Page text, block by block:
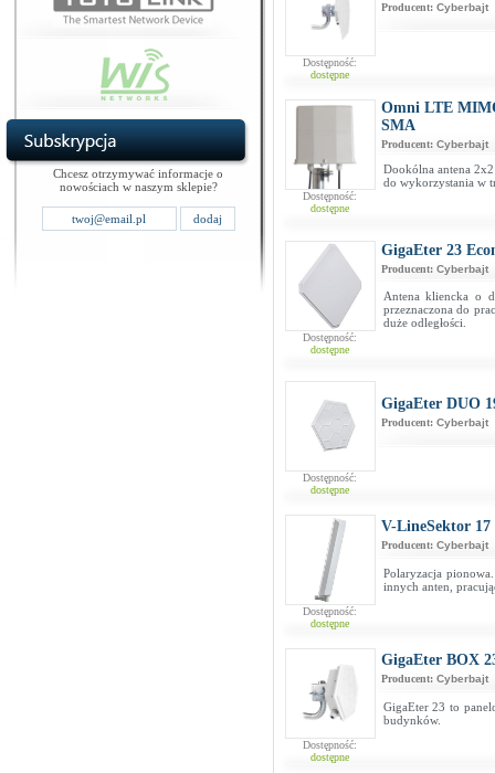
Chcesz otrzymywać informacje o
nowościach w naszym sklepie?
Dostępność:
dostępne
Producent: Cyberbajt
Dostępność:
dostępne
Omni LTE
SMA
Producent: Cyberbajt
Dookólna antena
do wykorzystania w
Dostępność:
dostępne
GigaEter 23
Producent: Cyberbajt
Antena kliencka o
przeznaczona do
duże odległości.
Dostępność:
dostępne
GigaEter DUO
Producent: Cyberbajt
Dostępność:
dostępne
V-LineSektor 17
Producent: Cyberbajt
Polaryzacja
innych anten,
Dostępność:
dostępne
GigaEter BOX
Producent: Cyberbajt
GigaEter 23 to
budynków.